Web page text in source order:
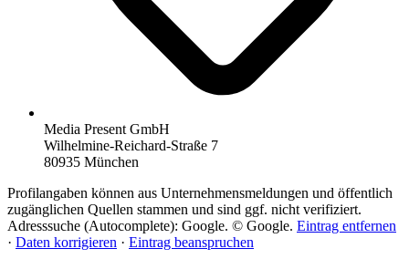
Media Present GmbH
Wilhelmine-Reichard-Straße 7
80935 München
Profilangaben können aus Unternehmensmeldungen und öffentlich
zugänglichen Quellen stammen und sind ggf. nicht verifiziert.
Adresssuche (Autocomplete): Google. © Google. Eintrag entfernen
· Daten korrigieren · Eintrag beanspruchen